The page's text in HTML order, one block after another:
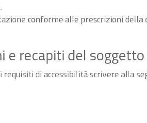
conforme alle prescrizioni
e recapiti del
di accessibilità scrivere alla